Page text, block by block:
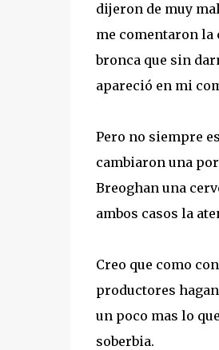
dijeron de muy
me comentaron la
bronca que sin
apareció en mi
Pero no siempre
cambiaron una
Breoghan una
ambos casos la
Creo que como
productores
un poco mas lo
soberbia.